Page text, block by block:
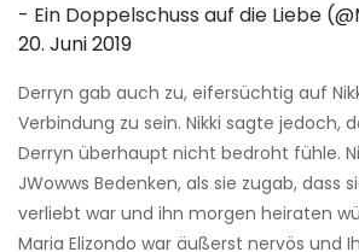
- Ein Doppelschuss auf die Liebe
20. Juni 2019
Derryn gab auch zu, eifersüchtig auf
Verbindung zu sein. Nikki sagte jedoch,
Derryn überhaupt nicht bedroht fühle.
JWowws Bedenken, als sie zugab, dass
verliebt war und ihn morgen heiraten
Maria Elizondo war äußerst nervös und